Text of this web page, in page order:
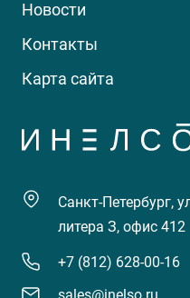
Новости
Контакты
Карта сайта
Санкт-Петербург,
литера З, офис 412
+7 (812) 628-00-16